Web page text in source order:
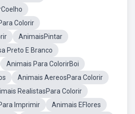
Colorir
AnimaisPintar
Preto E Branco
Animais Para ColorirBoi
Animais AereosPara Colorir
RealistasPara Colorir
Imprimir
Animais EFlores